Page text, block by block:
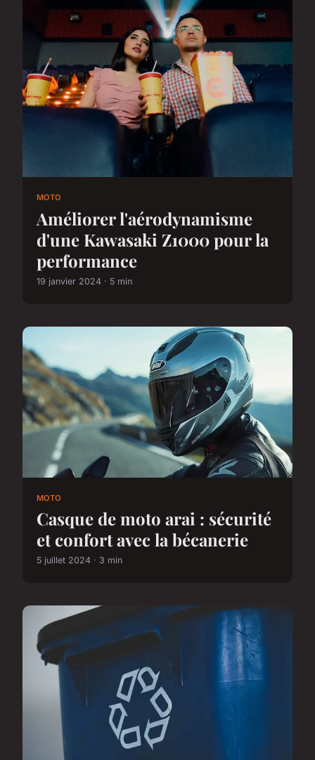
MOTO
Améliorer l'aérodynamisme
d'une Kawasaki Z1000 pour la
performance
19 janvier 2024 · 5 min
MOTO
Casque de moto arai : sécurité
et confort avec la bécanerie
5 juillet 2024 · 3 min